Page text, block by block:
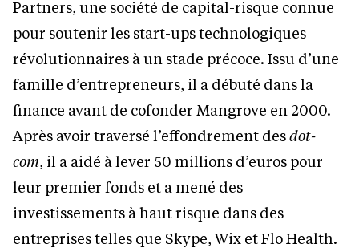
Partners, une société de capital-risque connue
pour soutenir les start-ups technologiques
révolutionnaires à un stade précoce. Issu d’une
famille d’entrepreneurs, il a débuté dans la
finance avant de cofonder Mangrove en 2000.
Après avoir traversé l’effondrement desdot-
com, il a aidé à lever 50 millions d’euros pour
leur premier fonds et a mené des
investissements à haut risque dans des
entreprises telles que Skype, Wix et Flo Health.